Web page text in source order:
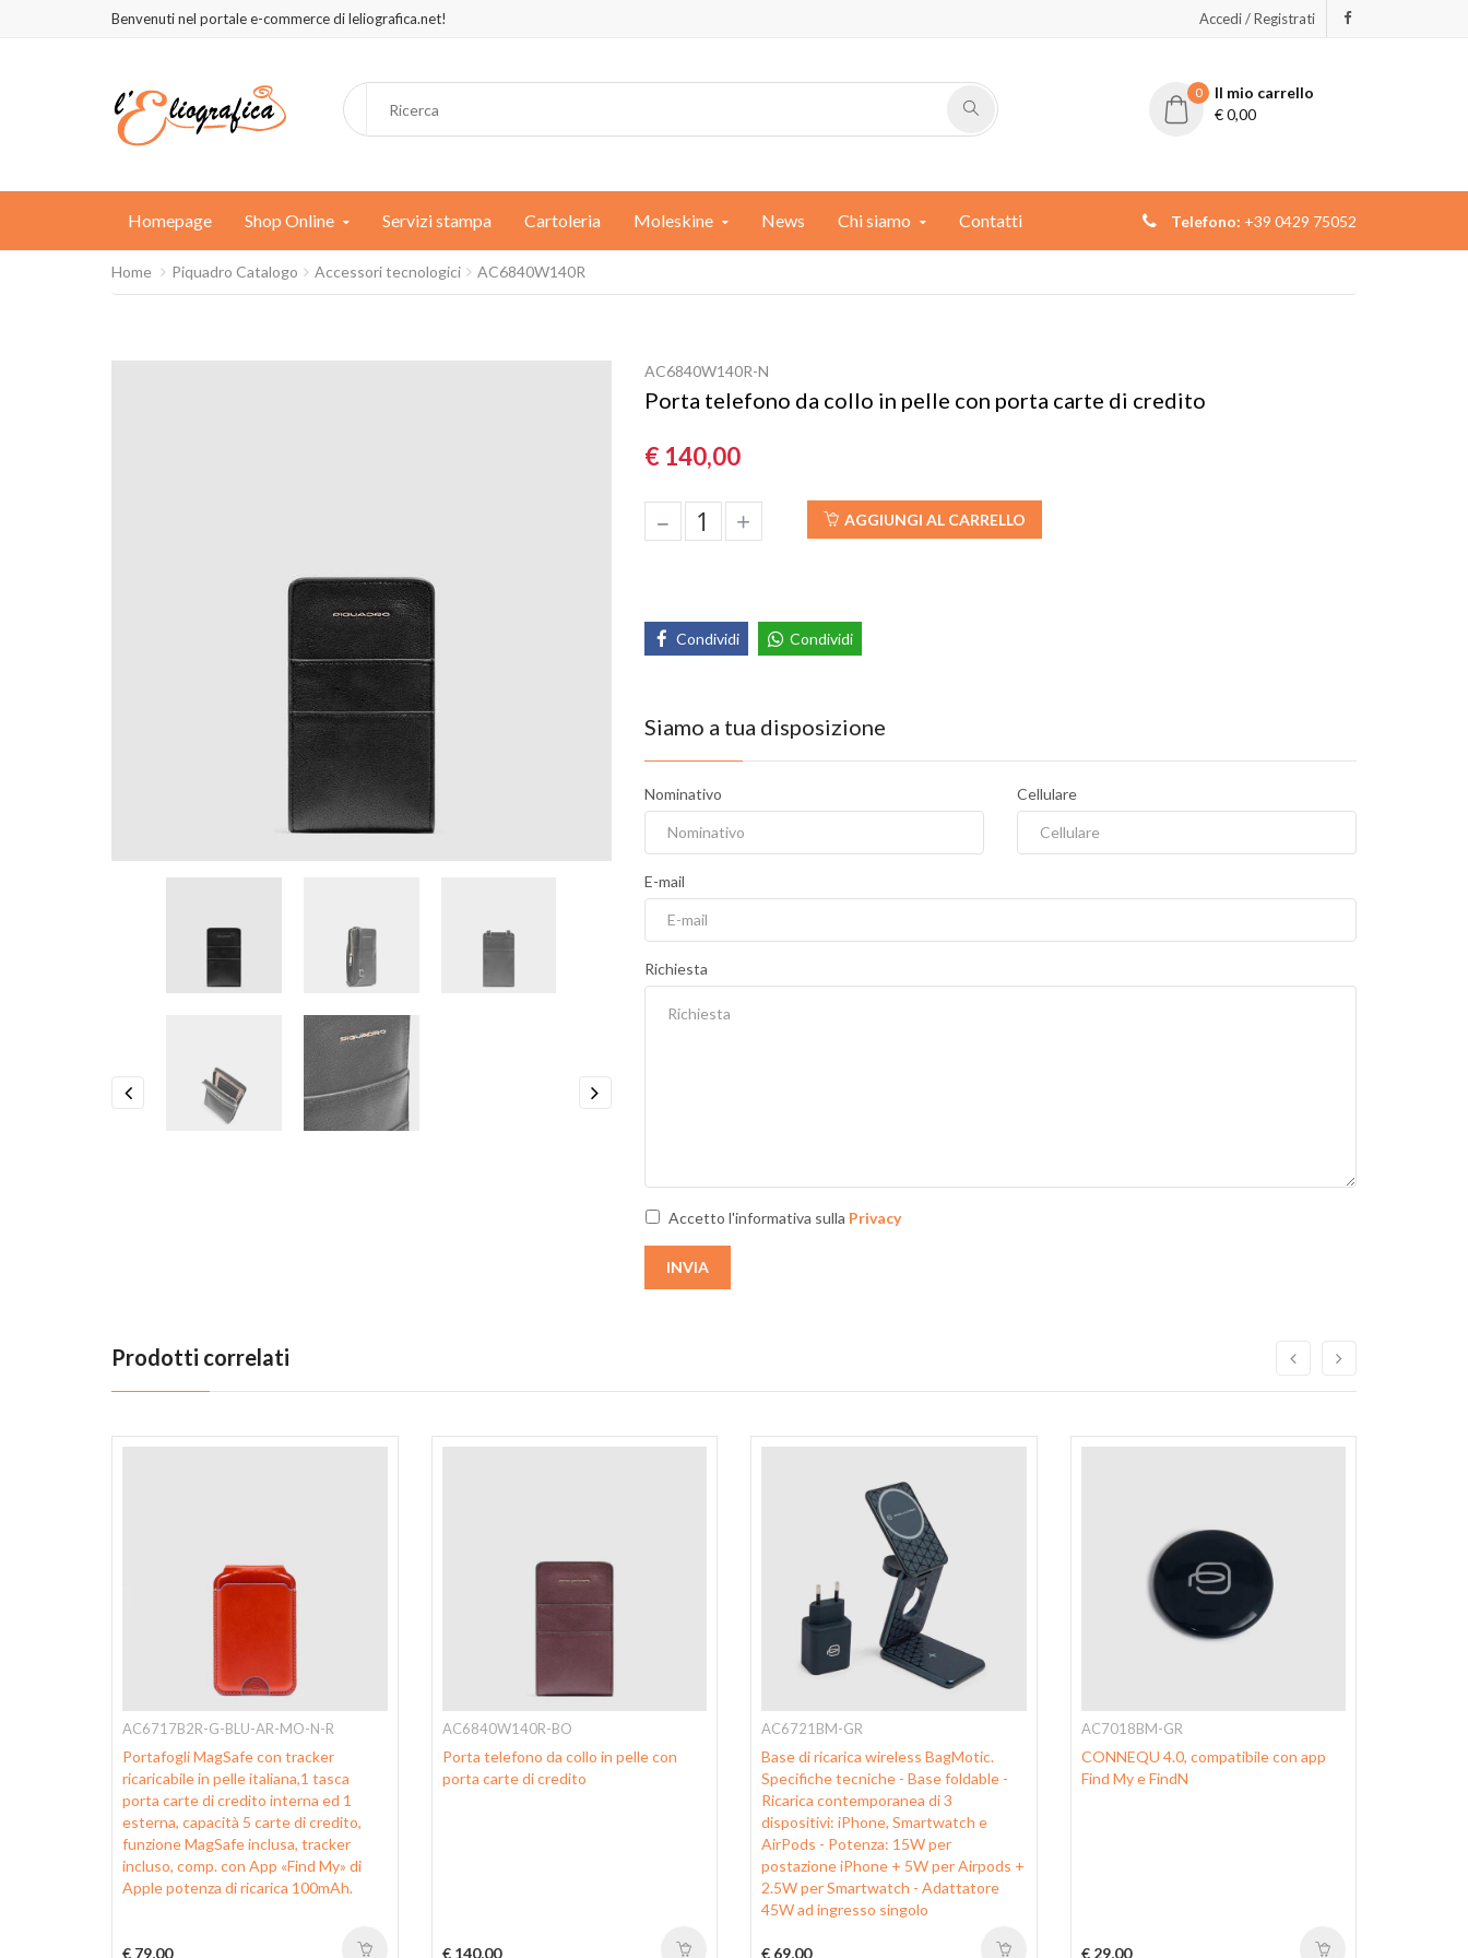
Benvenuti nel portale e-commerce di leliografica.net! Accedi / Registrati
0
Il mio carrello
€0,00
Homepage Shop Online Servizi stampa Cartoleria Moleskine News Chi siamo Contatti Telefono: +39 0429 75052
Home Piquadro Catalogo Accessori tecnologici AC6840W140R
AC6840W140R-N
Porta telefono da collo in pelle con porta carte di credito
€ 140,00
– + AGGIUNGI AL CARRELLO
Condividi Condividi
Siamo a tua disposizione
Nominativo Cellulare
E-mail
Richiesta
Accetto l'informativa sulla Privacy
INVIA
Prodotti correlati
AC6717B2R-G-BLU-AR-MO-N-R
Portafogli MagSafe con tracker
ricaricabile in pelle italiana,1 tasca
porta carte di credito interna ed 1
esterna, capacità 5 carte di credito,
funzione MagSafe inclusa, tracker
incluso, comp. con App «Find My» di
Apple potenza di ricarica 100mAh.
€ 79,00
AC6840W140R-BO
Porta telefono da collo in pelle con
porta carte di credito
€ 140,00
AC6721BM-GR
Base di ricarica wireless BagMotic.
Specifiche tecniche - Base foldable -
Ricarica contemporanea di 3
dispositivi: iPhone, Smartwatch e
AirPods - Potenza: 15W per
postazione iPhone + 5W per Airpods +
2.5W per Smartwatch - Adattatore
45W ad ingresso singolo
€ 69,00
AC7018BM-GR
CONNEQU 4.0, compatibile con app
Find My e FindN
€ 29,00